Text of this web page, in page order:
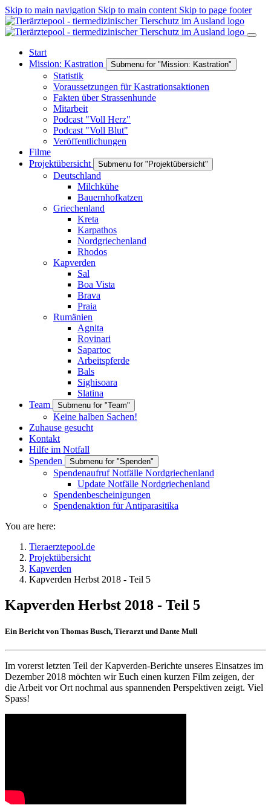
Skip to main navigation Skip to main content Skip to page footer
Start
Mission: Kastration
Submenu for "Mission: Kastration"
Statistik
Voraussetzungen für Kastrationsaktionen
Fakten über Strassenhunde
Mitarbeit
Podcast "Voll Herz"
Podcast "Voll Blut"
Veröffentlichungen
Filme
Projektübersicht
Submenu for "Projektübersicht"
Deutschland
Milchkühe
Bauernhofkatzen
Griechenland
Kreta
Karpathos
Nordgriechenland
Rhodos
Kapverden
Sal
Boa Vista
Brava
Praia
Rumänien
Agnita
Rovinari
Sapartoc
Arbeitspferde
Bals
Sighisoara
Slatina
Team
Submenu for "Team"
Keine halben Sachen!
Zuhause gesucht
Kontakt
Hilfe im Notfall
Spenden
Submenu for "Spenden"
Spendenaufruf Notfälle Nordgriechenland
Update Notfälle Nordgriechenland
Spendenbescheinigungen
Spendenaktion für Antiparasitika
You are here:
Tieraerztepool.de
Projektübersicht
Kapverden
Kapverden Herbst 2018 - Teil 5
Kapverden Herbst 2018 - Teil 5
Ein Bericht von Thomas Busch, Tierarzt und Dante Mull
Im vorerst letzten Teil der Kapverden-Berichte unseres Einsatzes im
Dezember 2018 möchten wir Euch einen kurzen Film zeigen, der
die Arbeit vor Ort nochmal aus spannenden Perspektiven zeigt. Viel
Spass!